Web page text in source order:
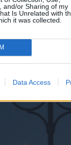
and/or Sharing of my
Is Unrelated with
it was collected.
Data Access